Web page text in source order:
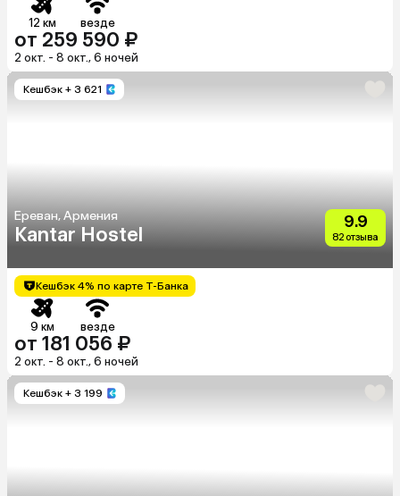
12 км везде
от 259 590 ₽
2 окт. - 8 окт., 6 ночей
Кешбэк + 3 621
Ереван, Армения
Kantar Hostel
9.9
82 отзыва
Кешбэк 4% по карте Т-Банка
9 км везде
от 181 056 ₽
2 окт. - 8 окт., 6 ночей
Кешбэк + 3 199